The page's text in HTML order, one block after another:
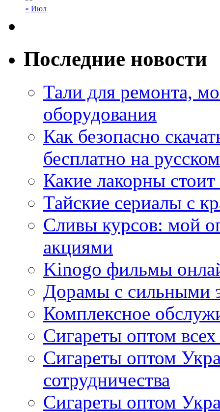
« Июл
Последние новости
Тали для ремонта,
оборудования
Как безопасно
бесплатно на
Какие лакорны
Тайские сериалы с
Сливы курсов: мой
акциями
Kinogo фильмы
Дорамы с сильными
Комплексное
Сигареты оптом
Сигареты оптом
сотрудничества
Сигареты оптом